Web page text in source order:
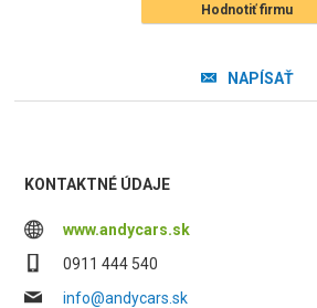
Hodnotiť firmu
NAPÍSAŤ
KONTAKTNÉ ÚDAJE
www.andycars.sk
0911 444 540
info@andycars.sk